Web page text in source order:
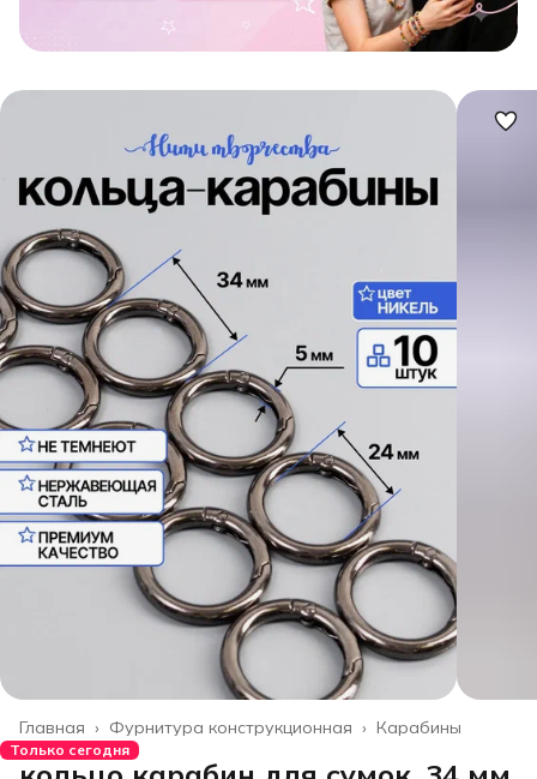
Карабины
Фурнитура конструкционная ›
Главная ›
Только сегодня